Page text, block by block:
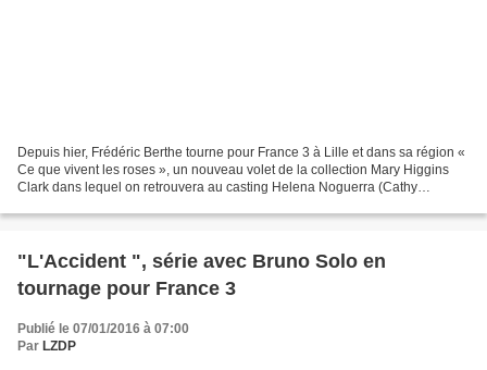
Depuis hier, Frédéric Berthe tourne pour France 3 à Lille et dans sa région «
Ce que vivent les roses », un nouveau volet de la collection Mary Higgins
Clark dans lequel on retrouvera au casting Helena Noguerra (Cathy
"L'Accident ", série avec Bruno Solo en
tournage pour France 3
Publié le 07/01/2016 à 07:00
Par LZDP